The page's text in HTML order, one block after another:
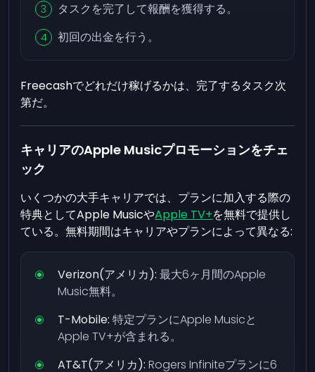
タスクを完了して報酬を獲得する。
初回の出金を行う。
Freecashでどれだけ稼げるかは、完了するタスク次
第だ。
キャリアのApple Musicプロモーションをチェ
ック
いくつかの大手キャリアでは、プランに加入する際の
特典としてApple MusicやApple TV+を無料で提供し
ている。無料期間はキャリアやプランによって異なる:
Verizon(アメリカ): 最大6ヶ月間のApple
Music無料。
T-Mobile: 特定プランにApple Musicと
Apple TV+が含まれる。
AT&T(アメリカ): Rogers Infiniteプランに6